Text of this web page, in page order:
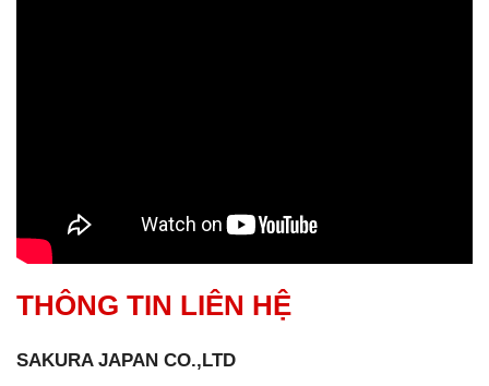
THÔNG TIN LIÊN HỆ
SAKURA JAPAN CO.,LTD